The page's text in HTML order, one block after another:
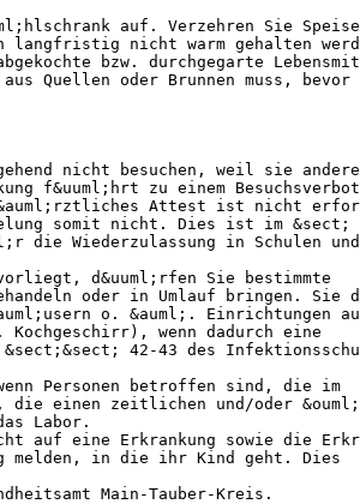
auf. Verzehren Sie
langfristig nicht warm gehalten
bzw. durchgegarte
Quellen oder Brunnen muss, bevor
nicht besuchen, weil sie
f&uuml;hrt zu einem
&auml;rztliches Attest ist nicht
somit nicht. Dies ist im &sect;
die Wiederzulassung in Schulen und
d&uuml;rfen Sie bestimmte
oder in Umlauf bringen. Sie
o. &auml;. Einrichtungen
Kochgeschirr), wenn dadurch eine
42-43 des
Personen betroffen sind, die im
die einen zeitlichen und/oder
Labor.
auf eine Erkrankung sowie die
melden, in die ihr Kind geht. Dies
Main-Tauber-Kreis.